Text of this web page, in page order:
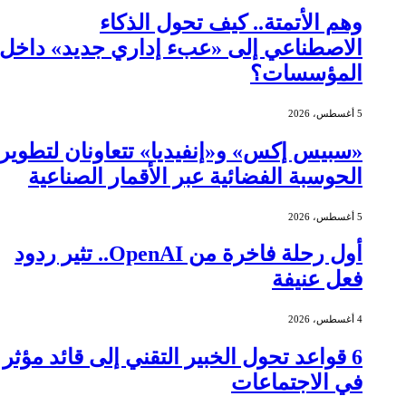
وهم الأتمتة.. كيف تحول الذكاء
الاصطناعي إلى «عبء إداري جديد» داخل
المؤسسات؟
5 أغسطس، 2026
«سبيس إكس» و«إنفيديا» تتعاونان لتطوير
الحوسبة الفضائية عبر الأقمار الصناعية
5 أغسطس، 2026
أول رحلة فاخرة من OpenAI.. تثير ردود
فعل عنيفة
4 أغسطس، 2026
6 قواعد تحول الخبير التقني إلى قائد مؤثر
في الاجتماعات